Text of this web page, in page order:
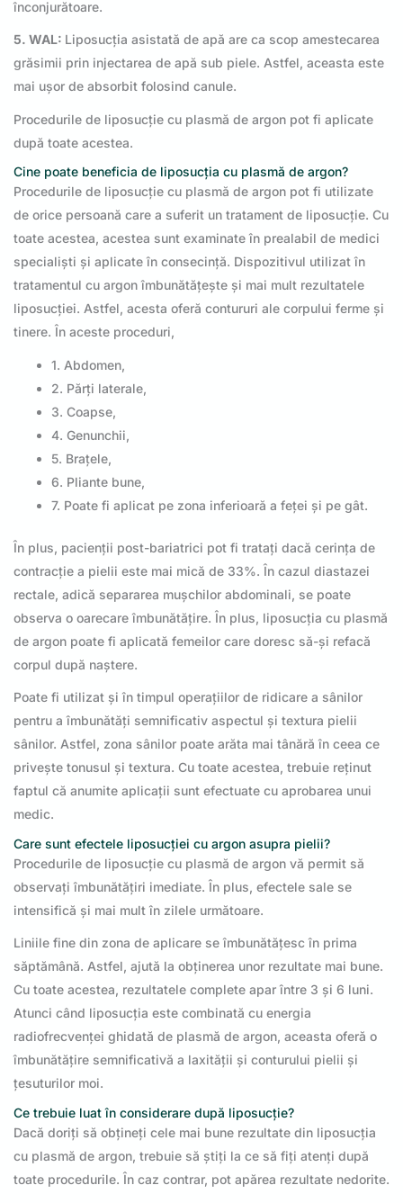
înconjurătoare.
5. WAL: Liposucția asistată de apă are ca scop amestecarea
grăsimii prin injectarea de apă sub piele. Astfel, aceasta este
mai ușor de absorbit folosind canule.
Procedurile de liposucție cu plasmă de argon pot fi aplicate
după toate acestea.
Cine poate beneficia de liposucția cu plasmă de argon?
Procedurile de liposucție cu plasmă de argon pot fi utilizate
de orice persoană care a suferit un tratament de liposucție. Cu
toate acestea, acestea sunt examinate în prealabil de medici
specialiști și aplicate în consecință. Dispozitivul utilizat în
tratamentul cu argon îmbunătățește și mai mult rezultatele
liposucției. Astfel, acesta oferă contururi ale corpului ferme și
tinere. În aceste proceduri,
1. Abdomen,
2. Părți laterale,
3. Coapse,
4. Genunchii,
5. Brațele,
6. Pliante bune,
7. Poate fi aplicat pe zona inferioară a feței și pe gât.
În plus, pacienții post-bariatrici pot fi tratați dacă cerința de
contracție a pielii este mai mică de 33%. În cazul diastazei
rectale, adică separarea mușchilor abdominali, se poate
observa o oarecare îmbunătățire. În plus, liposucția cu plasmă
de argon poate fi aplicată femeilor care doresc să-și refacă
corpul după naștere.
Poate fi utilizat și în timpul operațiilor de ridicare a sânilor
pentru a îmbunătăți semnificativ aspectul și textura pielii
sânilor. Astfel, zona sânilor poate arăta mai tânără în ceea ce
privește tonusul și textura. Cu toate acestea, trebuie reținut
faptul că anumite aplicații sunt efectuate cu aprobarea unui
medic.
Care sunt efectele liposucției cu argon asupra pielii?
Procedurile de liposucție cu plasmă de argon vă permit să
observați îmbunătățiri imediate. În plus, efectele sale se
intensifică și mai mult în zilele următoare.
Liniile fine din zona de aplicare se îmbunătățesc în prima
săptămână. Astfel, ajută la obținerea unor rezultate mai bune.
Cu toate acestea, rezultatele complete apar între 3 și 6 luni.
Atunci când liposucția este combinată cu energia
radiofrecvenței ghidată de plasmă de argon, aceasta oferă o
îmbunătățire semnificativă a laxității și conturului pielii și
țesuturilor moi.
Ce trebuie luat în considerare după liposucție?
Dacă doriți să obțineți cele mai bune rezultate din liposucția
cu plasmă de argon, trebuie să știți la ce să fiți atenți după
toate procedurile. În caz contrar, pot apărea rezultate nedorite.